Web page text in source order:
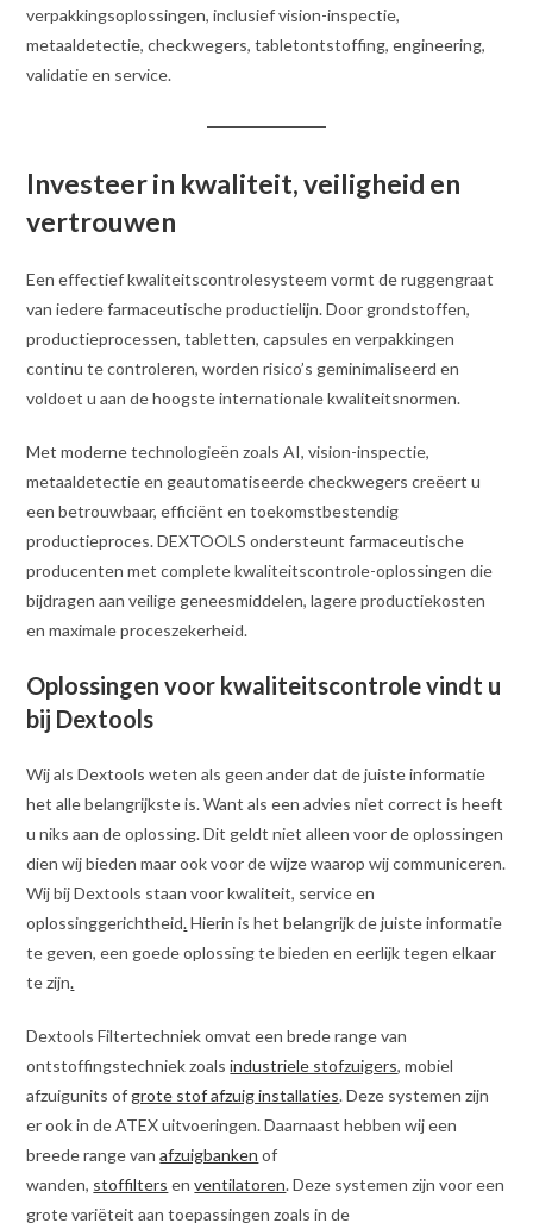
verpakkingsoplossingen, inclusief vision-inspectie,
metaaldetectie, checkwegers, tabletontstoffing, engineering,
validatie en service.
Investeer in kwaliteit, veiligheid en
vertrouwen
Een effectief kwaliteitscontrolesysteem vormt de ruggengraat
van iedere farmaceutische productielijn. Door grondstoffen,
productieprocessen, tabletten, capsules en verpakkingen
continu te controleren, worden risico’s geminimaliseerd en
voldoet u aan de hoogste internationale kwaliteitsnormen.
Met moderne technologieën zoals AI, vision-inspectie,
metaaldetectie en geautomatiseerde checkwegers creëert u
een betrouwbaar, efficiënt en toekomstbestendig
productieproces. DEXTOOLS ondersteunt farmaceutische
producenten met complete kwaliteitscontrole-oplossingen die
bijdragen aan veilige geneesmiddelen, lagere productiekosten
en maximale proceszekerheid.
Oplossingen voor kwaliteitscontrole vindt u
bij Dextools
Wij als Dextools weten als geen ander dat de juiste informatie
het alle belangrijkste is. Want als een advies niet correct is heeft
u niks aan de oplossing. Dit geldt niet alleen voor de oplossingen
dien wij bieden maar ook voor de wijze waarop wij communiceren.
Wij bij Dextools staan voor kwaliteit, service en
oplossinggerichtheid.Hierin is het belangrijk de juiste informatie
te geven, een goede oplossing te bieden en eerlijk tegen elkaar
te zijn.
Dextools Filtertechniek omvat een brede range van
ontstoffingstechniek zoalsindustriele stofzuigers, mobiel
afzuigunits of grote stof afzuig installaties. Deze systemen zijn
er ook in de ATEX uitvoeringen. Daarnaast hebben wij een
breede range vanafzuigbanken of
wanden, stoffilters enventilatoren. Deze systemen zijn voor een
grote variëteit aan toepassingen zoals in de